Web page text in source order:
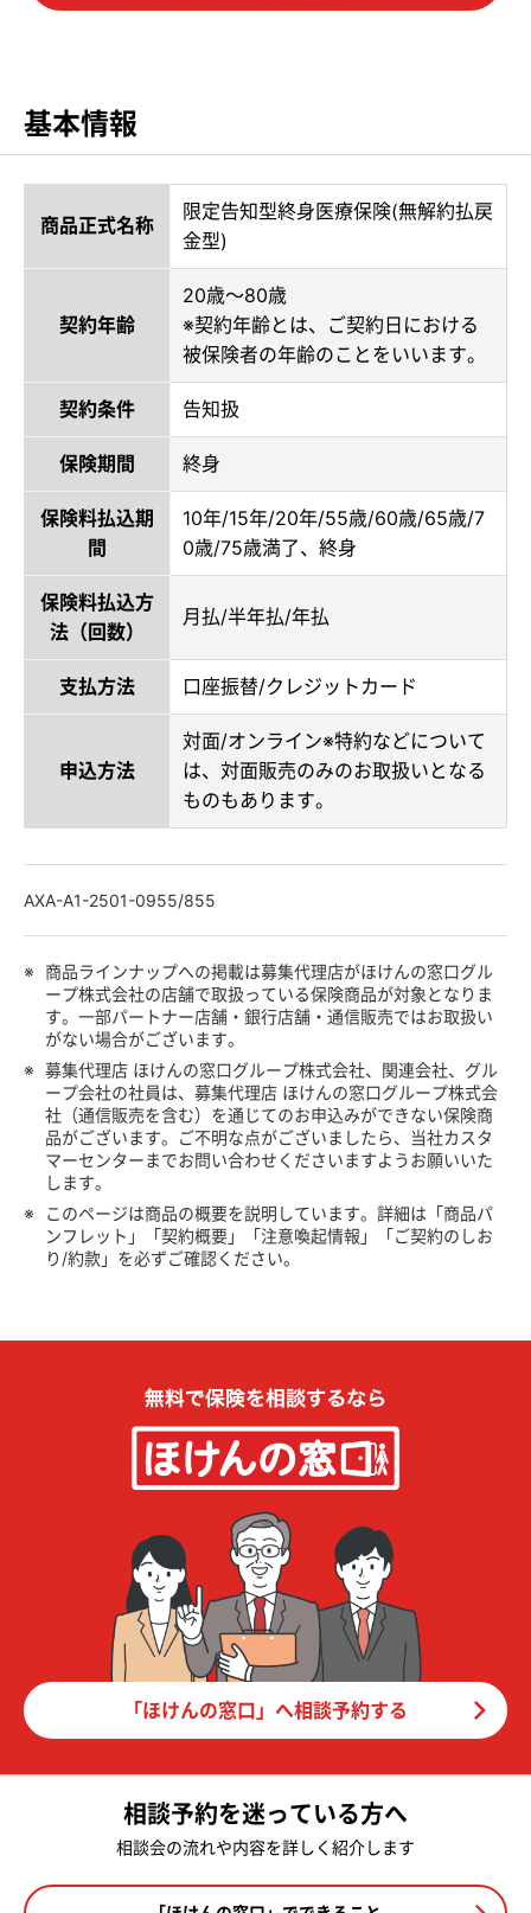
基本情報
商品正式名称
限定告知型終身医療保険(無解約払戻
金型)
契約年齢
20歳～80歳
※契約年齢とは、ご契約日における
被保険者の年齢のことをいいます。
契約条件 告知扱
保険期間 終身
保険料払込期
間
10年/15年/20年/55歳/60歳/65歳/7
0歳/75歳満了、終身
保険料払込方
法（回数）
月払/半年払/年払
支払方法 口座振替/クレジットカード
申込方法
対面/オンライン※特約などについて
は、対面販売のみのお取扱いとなる
ものもあります。
AXA-A1-2501-0955/855
※
商品ラインナップへの掲載は募集代理店がほけんの窓口グル
ープ株式会社の店舗で取扱っている保険商品が対象となりま
す。一部パートナー店舗・銀行店舗・通信販売ではお取扱い
がない場合がございます。
※ 募集代理店 ほけんの窓口グループ株式会社、関連会社、グル
ープ会社の社員は、募集代理店 ほけんの窓口グループ株式会
社（通信販売を含む）を通じてのお申込みができない保険商
品がございます。ご不明な点がございましたら、当社カスタ
マーセンターまでお問い合わせくださいますようお願いいた
します。
※
このページは商品の概要を説明しています。詳細は「商品パ
ンフレット」「契約概要」「注意喚起情報」「ご契約のしお
り/約款」を必ずご確認ください。
「ほけんの窓口」へ相談予約する
相談予約を迷っている方へ
相談会の流れや内容を詳しく紹介します